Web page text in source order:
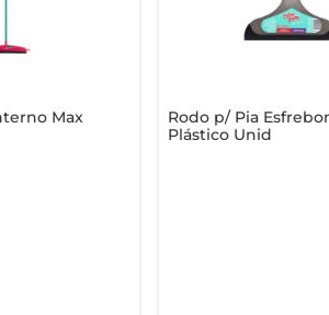
projetado para conforto
para pisos frios, laminados e de madeira
Max
Rodo p/ Pia
Plástico Unid